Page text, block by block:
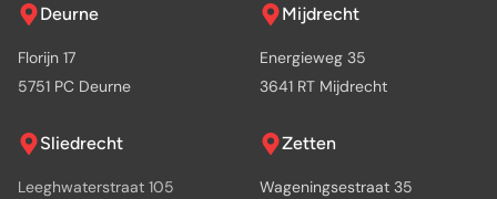
Deurne
Florijn 17
5751 PC Deurne
Mijdrecht
Energieweg 35
3641 RT Mijdrecht
Sliedrecht
Leeghwaterstraat 105
Zetten
Wageningsestraat 35